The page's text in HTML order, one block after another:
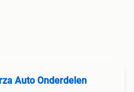
Auto Onderdelen